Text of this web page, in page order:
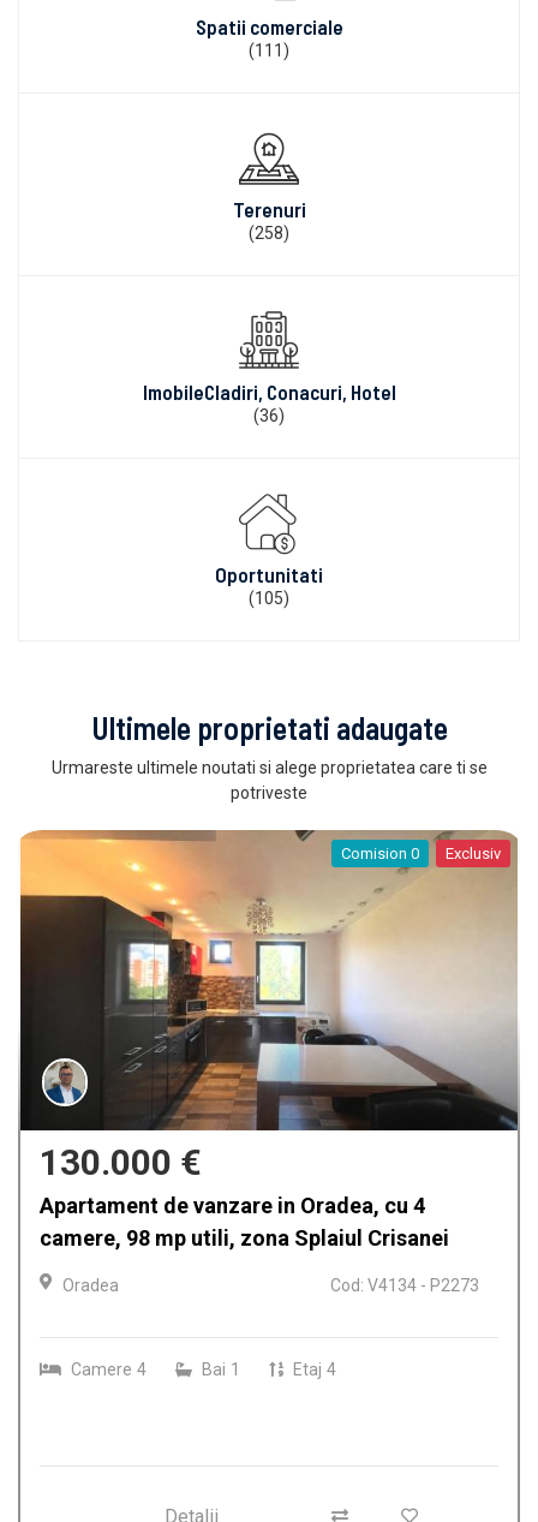
Spatii comerciale
(111)
Terenuri
(258)
ImobileCladiri, Conacuri, Hotel
(36)
Oportunitati
(105)
Ultimele proprietati adaugate
Urmareste ultimele noutati si alege proprietatea care ti se
potriveste
Comision 0 Exclusiv
130.000 €
Apartament de vanzare in Oradea, cu 4
camere, 98 mp utili, zona Splaiul Crisanei
Oradea Cod: V4134 - P2273
Camere 4 Bai 1 Etaj 4
Detalii